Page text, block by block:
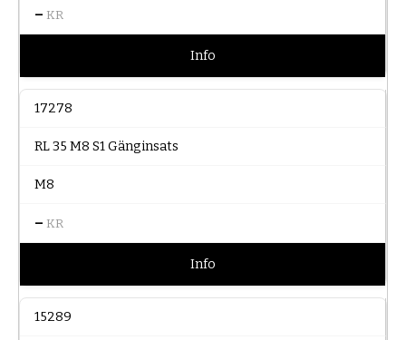
– KR
Info
17278
RL 35 M8 S1 Gänginsats
M8
– KR
Info
15289